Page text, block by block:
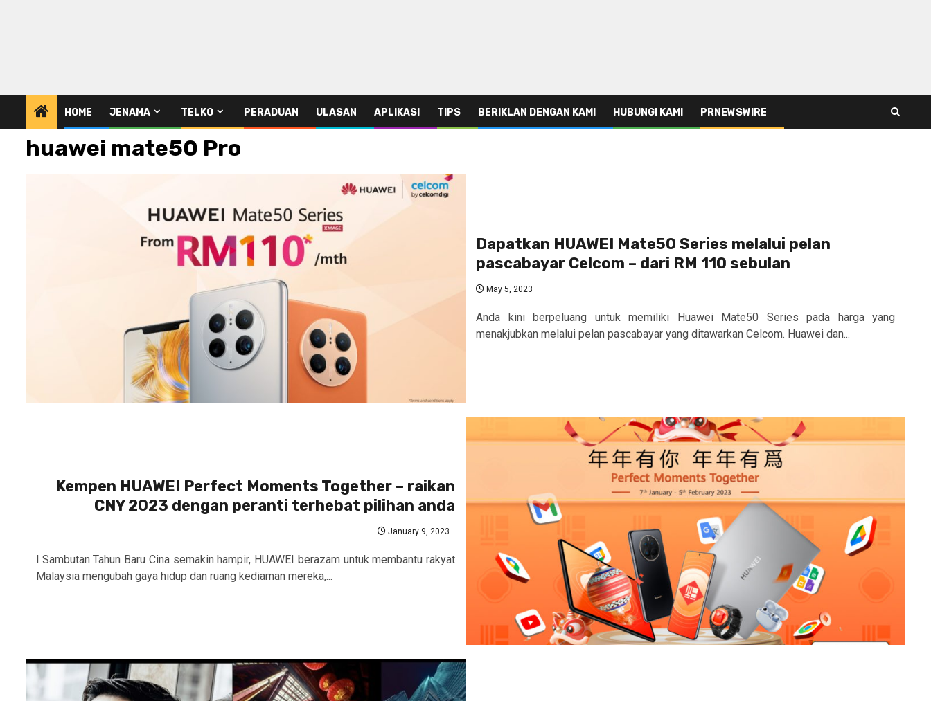
HOME JENAMA TELKO PERADUAN ULASAN APLIKASI TIPS BERIKLAN DENGAN KAMI HUBUNGI KAMI PRNEWSWIRE
huawei mate50 Pro
Dapatkan HUAWEI Mate50 Series melalui pelan
pascabayar Celcom – dari RM 110 sebulan
May 5, 2023
Anda kini berpeluang untuk memiliki Huawei Mate50 Series pada harga yang
menakjubkan melalui pelan pascabayar yang ditawarkan Celcom. Huawei dan...
Kempen HUAWEI Perfect Moments Together – raikan
CNY 2023 dengan peranti terhebat pilihan anda
January 9, 2023
l Sambutan Tahun Baru Cina semakin hampir, HUAWEI berazam untuk membantu rakyat
Malaysia mengubah gaya hidup dan ruang kediaman mereka,...